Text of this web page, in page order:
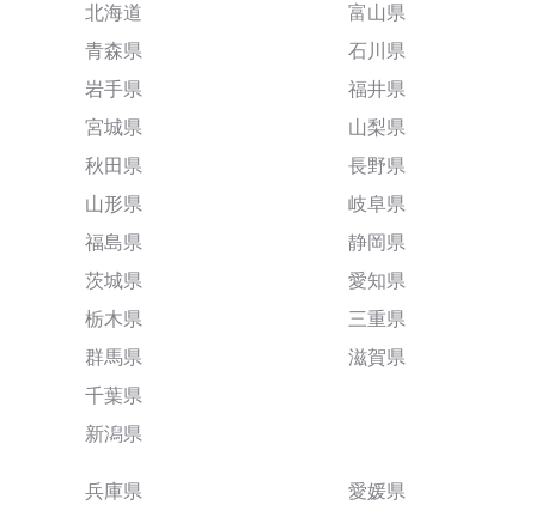
北海道
青森県
岩手県
宮城県
秋田県
山形県
福島県
茨城県
栃木県
群馬県
千葉県
新潟県
富山県
石川県
福井県
山梨県
長野県
岐阜県
静岡県
愛知県
三重県
滋賀県
兵庫県
愛媛県